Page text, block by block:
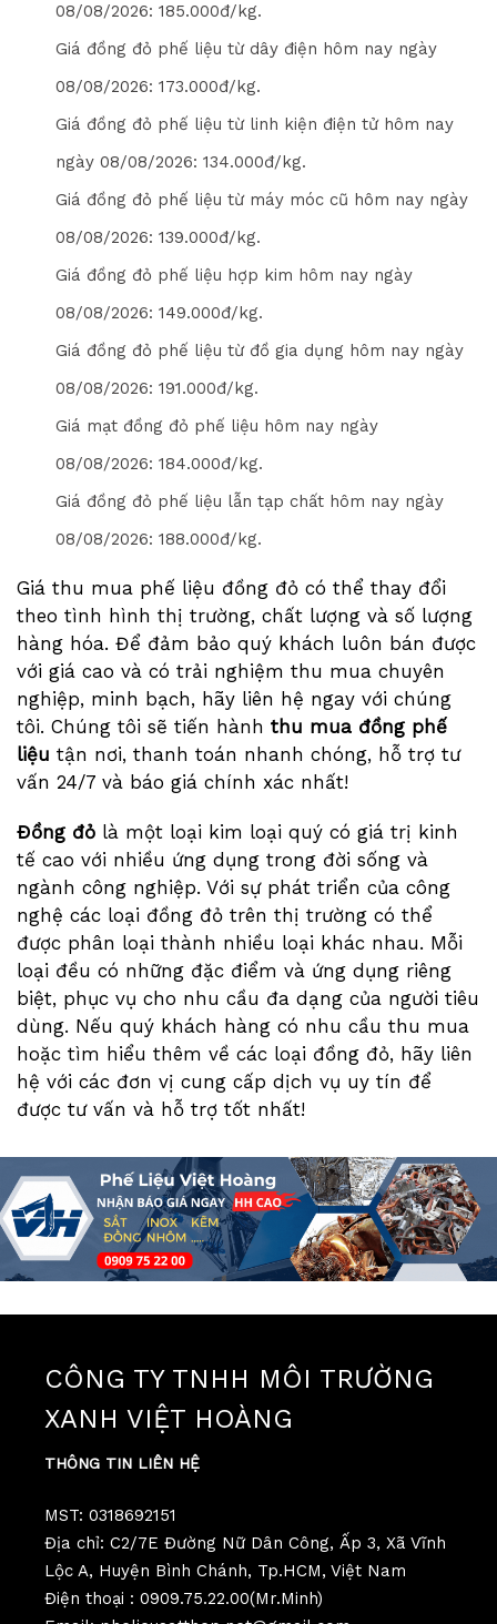
08/08/2026: 185.000đ/kg.
Giá đồng đỏ phế liệu từ dây điện hôm nay ngày
08/08/2026: 173.000đ/kg.
Giá đồng đỏ phế liệu từ linh kiện điện tử hôm nay
ngày 08/08/2026: 134.000đ/kg.
Giá đồng đỏ phế liệu từ máy móc cũ hôm nay ngày
08/08/2026: 139.000đ/kg.
Giá đồng đỏ phế liệu hợp kim hôm nay ngày
08/08/2026: 149.000đ/kg.
Giá đồng đỏ phế liệu từ đồ gia dụng hôm nay ngày
08/08/2026: 191.000đ/kg.
Giá mạt đồng đỏ phế liệu hôm nay ngày
08/08/2026: 184.000đ/kg.
Giá đồng đỏ phế liệu lẫn tạp chất hôm nay ngày
08/08/2026: 188.000đ/kg.
Giá thu mua phế liệu đồng đỏ có thể thay đổi
theo tình hình thị trường, chất lượng và số lượng
hàng hóa. Để đảm bảo quý khách luôn bán được
với giá cao và có trải nghiệm thu mua chuyên
nghiệp, minh bạch, hãy liên hệ ngay với chúng
tôi. Chúng tôi sẽ tiến hành thu mua đồng phế
liệu tận nơi, thanh toán nhanh chóng, hỗ trợ tư
vấn 24/7 và báo giá chính xác nhất!
Đồng đỏ là một loại kim loại quý có giá trị kinh
tế cao với nhiều ứng dụng trong đời sống và
ngành công nghiệp. Với sự phát triển của công
nghệ các loại đồng đỏ trên thị trường có thể
được phân loại thành nhiều loại khác nhau. Mỗi
loại đều có những đặc điểm và ứng dụng riêng
biệt, phục vụ cho nhu cầu đa dạng của người tiêu
dùng. Nếu quý khách hàng có nhu cầu thu mua
hoặc tìm hiểu thêm về các loại đồng đỏ, hãy liên
hệ với các đơn vị cung cấp dịch vụ uy tín để
được tư vấn và hỗ trợ tốt nhất!
CÔNG TY TNHH MÔI TRƯỜNG
XANH VIỆT HOÀNG
THÔNG TIN LIÊN HỆ
MST: 0318692151
Địa chỉ: C2/7E Đường Nữ Dân Công, Ấp 3, Xã Vĩnh
Lộc A, Huyện Bình Chánh, Tp.HCM, Việt Nam
Điện thoại : 0909.75.22.00(Mr.Minh)